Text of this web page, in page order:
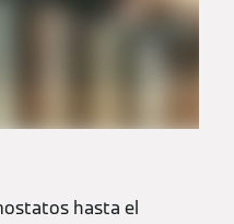
hasta el